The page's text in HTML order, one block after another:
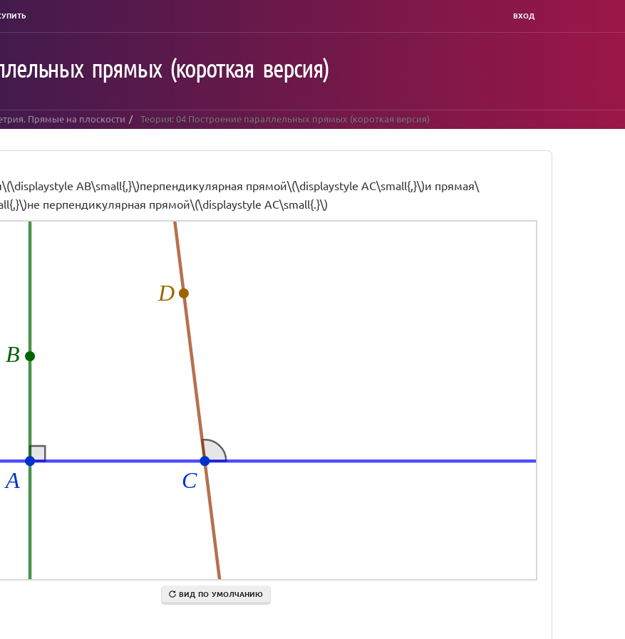
ВХОД
прямых (короткая версия)
Прямые на плоскости Теория: 04 Построение параллельных прямых (короткая версия)
AB\small{,}\)перпендикулярная прямой\(\displaystyle AC\small{,}\)и прямая\
перпендикулярная прямой\(\displaystyle AC\small{.}\)
ВИД ПО УМОЛЧАНИЮ